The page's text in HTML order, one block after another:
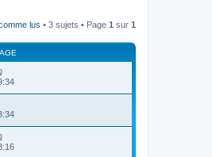
lus • 3 sujets • Page 1 sur 1